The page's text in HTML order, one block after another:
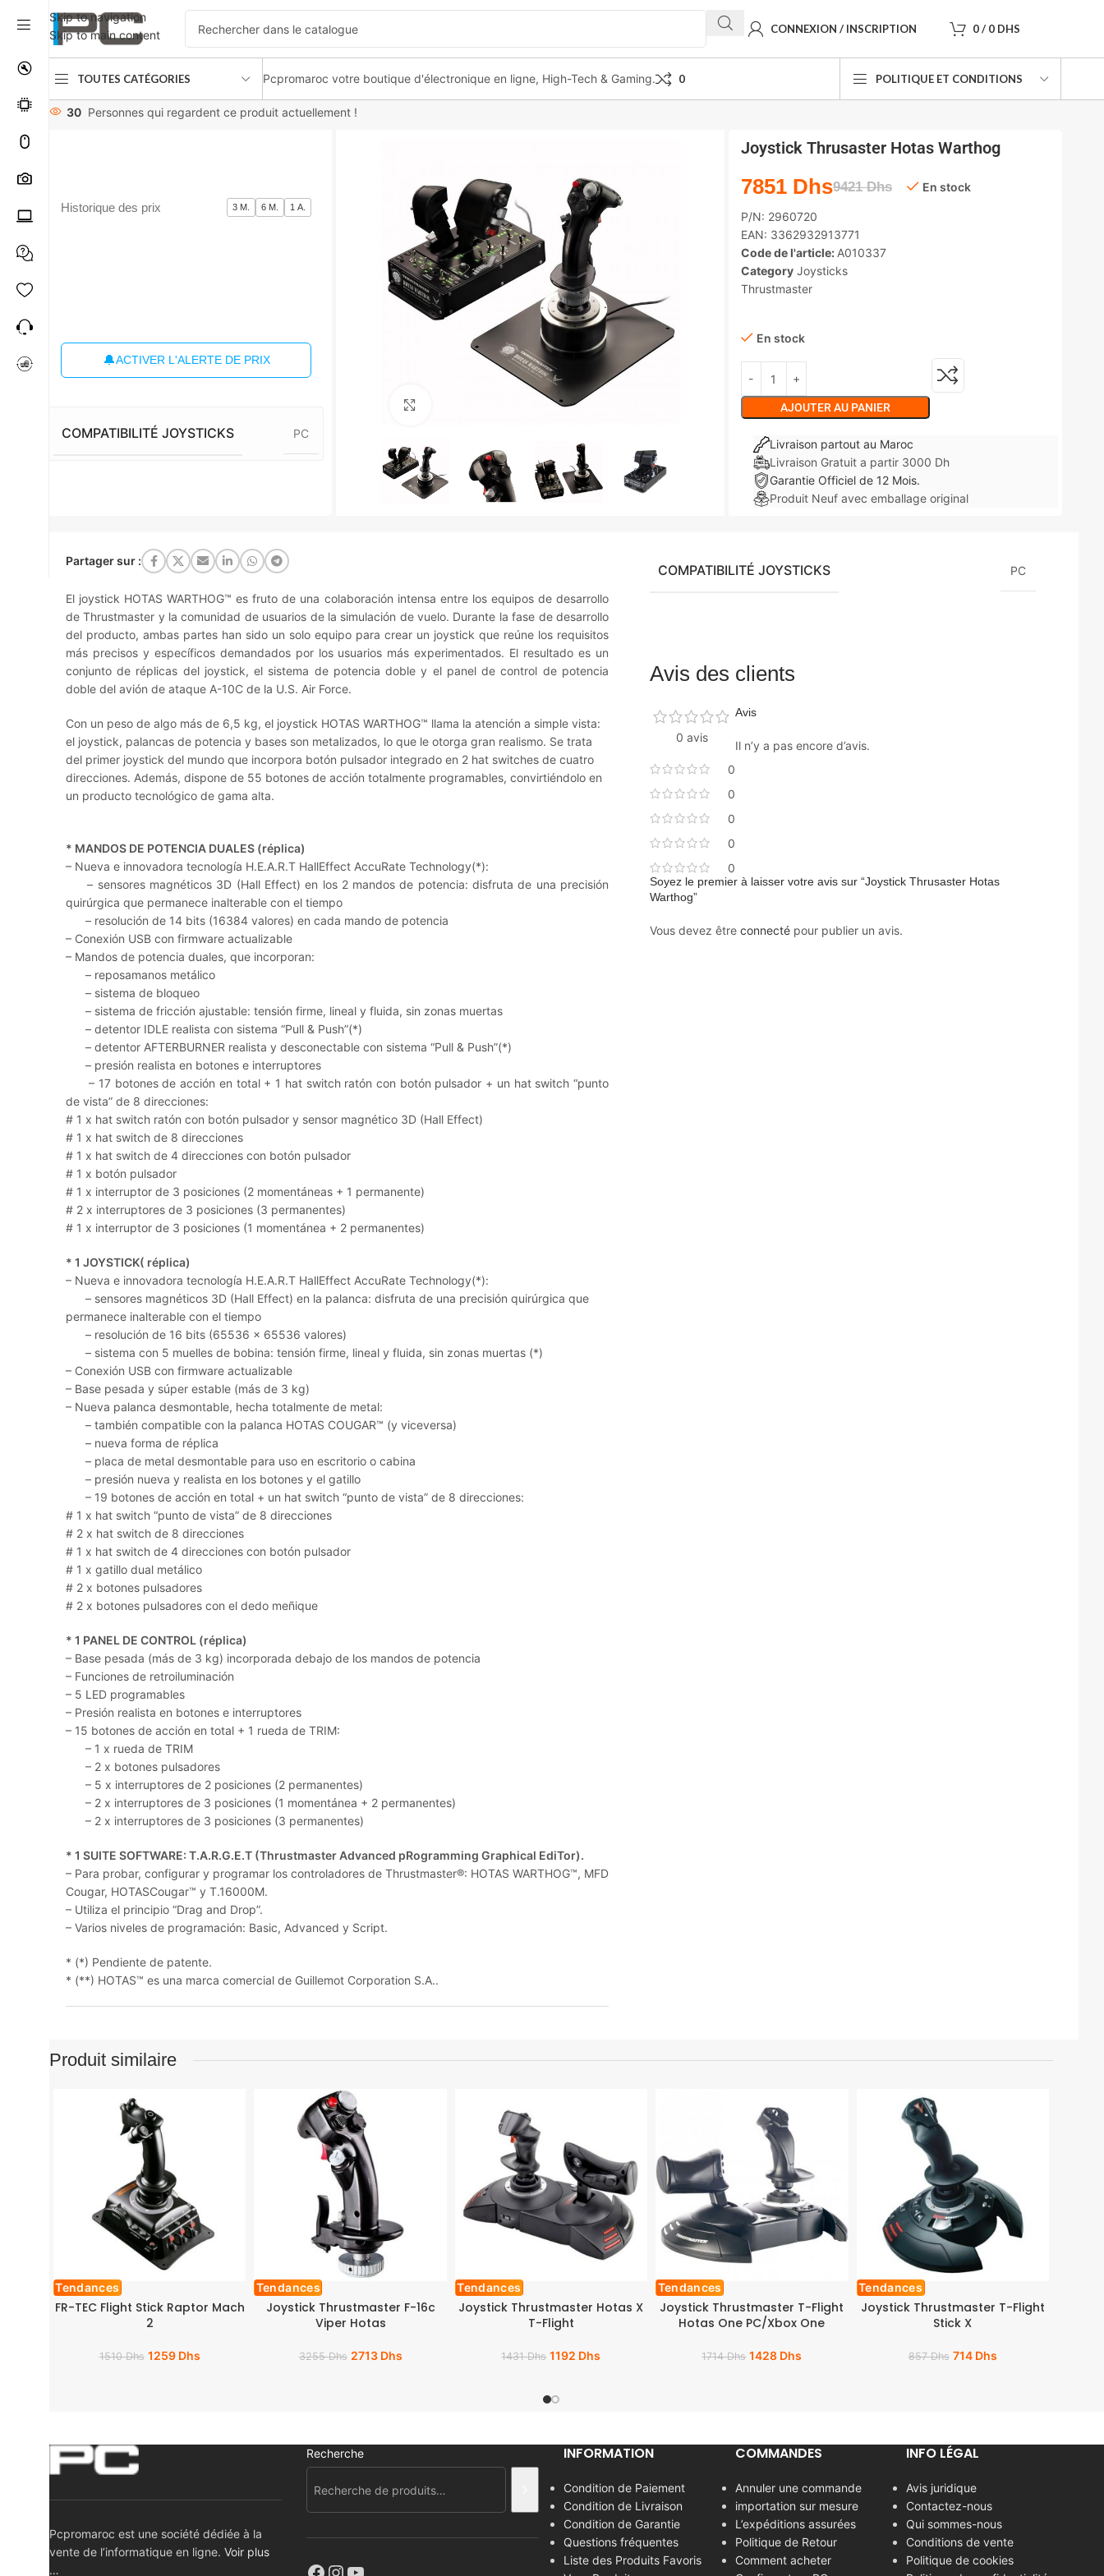
Skip to navigation
Skip to main content
CONNEXION / INSCRIPTION 0/ 0 DHS
TOUTES CATÉGORIES Pcpromaroc votre boutique d'électronique en ligne, High-Tech & Gaming. 0 POLITIQUE ET CONDITIONS
Accueil Joysticks Joystick Thrusaster Hotas Warthog
30 Personnes qui regardent ce produit actuellement !
Historique des prix 3 M. 6 M. 1 A.
🔔ACTIVER L'ALERTE DE PRIX
COMPATIBILITÉ JOYSTICKS PC
Joystick Thrusaster Hotas Warthog
9421Dhs
7851 Dhs En stock
P/N: 2960720
EAN: 3362932913771
Code de l'article: A010337
Category Joysticks
Thrustmaster
En stock
AJOUTER AU PANIER
Livraison partout au Maroc
Livraison Gratuit a partir 3000 Dh
Garantie Officiel de 12 Mois.
Produit Neuf avec emballage original
Partager sur :
El joystick HOTAS WARTHOG™ es fruto de una colaboración intensa entre los equipos de desarrollo
de Thrustmaster y la comunidad de usuarios de la simulación de vuelo. Durante la fase de desarrollo
del producto, ambas partes han sido un solo equipo para crear un joystick que reúne los requisitos
más precisos y específicos demandados por los usuarios más experimentados. El resultado es un
conjunto de réplicas del joystick, el sistema de potencia doble y el panel de control de potencia
doble del avión de ataque A-10C de la U.S. Air Force.
Con un peso de algo más de 6,5 kg, el joystick HOTAS WARTHOG™ llama la atención a simple vista:
el joystick, palancas de potencia y bases son metalizados, lo que le otorga gran realismo. Se trata
del primer joystick del mundo que incorpora botón pulsador integrado en 2 hat switches de cuatro
direcciones. Además, dispone de 55 botones de acción totalmente programables, convirtiéndolo en
un producto tecnológico de gama alta.
* MANDOS DE POTENCIA DUALES (réplica)
– Nueva e innovadora tecnología H.E.A.R.T HallEffect AccuRate Technology(*):
– sensores magnéticos 3D (Hall Effect) en los 2 mandos de potencia: disfruta de una precisión
quirúrgica que permanece inalterable con el tiempo
– resolución de 14 bits (16384 valores) en cada mando de potencia
– Conexión USB con firmware actualizable
– Mandos de potencia duales, que incorporan:
– reposamanos metálico
– sistema de bloqueo
– sistema de fricción ajustable: tensión firme, lineal y fluida, sin zonas muertas
– detentor IDLE realista con sistema “Pull & Push”(*)
– detentor AFTERBURNER realista y desconectable con sistema “Pull & Push”(*)
– presión realista en botones e interruptores
– 17 botones de acción en total + 1 hat switch ratón con botón pulsador + un hat switch “punto
de vista” de 8 direcciones:
# 1 x hat switch ratón con botón pulsador y sensor magnético 3D (Hall Effect)
# 1 x hat switch de 8 direcciones
# 1 x hat switch de 4 direcciones con botón pulsador
# 1 x botón pulsador
# 1 x interruptor de 3 posiciones (2 momentáneas + 1 permanente)
# 2 x interruptores de 3 posiciones (3 permanentes)
# 1 x interruptor de 3 posiciones (1 momentánea + 2 permanentes)
* 1 JOYSTICK( réplica)
– Nueva e innovadora tecnología H.E.A.R.T HallEffect AccuRate Technology(*):
– sensores magnéticos 3D (Hall Effect) en la palanca: disfruta de una precisión quirúrgica que
permanece inalterable con el tiempo
– resolución de 16 bits (65536 x 65536 valores)
– sistema con 5 muelles de bobina: tensión firme, lineal y fluida, sin zonas muertas (*)
– Conexión USB con firmware actualizable
– Base pesada y súper estable (más de 3 kg)
– Nueva palanca desmontable, hecha totalmente de metal:
– también compatible con la palanca HOTAS COUGAR™ (y viceversa)
– nueva forma de réplica
– placa de metal desmontable para uso en escritorio o cabina
– presión nueva y realista en los botones y el gatillo
– 19 botones de acción en total + un hat switch “punto de vista” de 8 direcciones:
# 1 x hat switch “punto de vista” de 8 direcciones
# 2 x hat switch de 8 direcciones
# 1 x hat switch de 4 direcciones con botón pulsador
# 1 x gatillo dual metálico
# 2 x botones pulsadores
# 2 x botones pulsadores con el dedo meñique
* 1 PANEL DE CONTROL (réplica)
– Base pesada (más de 3 kg) incorporada debajo de los mandos de potencia
– Funciones de retroiluminación
– 5 LED programables
– Presión realista en botones e interruptores
– 15 botones de acción en total + 1 rueda de TRIM:
– 1 x rueda de TRIM
– 2 x botones pulsadores
– 5 x interruptores de 2 posiciones (2 permanentes)
– 2 x interruptores de 3 posiciones (1 momentánea + 2 permanentes)
– 2 x interruptores de 3 posiciones (3 permanentes)
* 1 SUITE SOFTWARE: T.A.R.G.E.T (Thrustmaster Advanced pRogramming Graphical EdiTor).
– Para probar, configurar y programar los controladores de Thrustmaster®: HOTAS WARTHOG™, MFD
Cougar, HOTASCougar™ y T.16000M.
– Utiliza el principio “Drag and Drop”.
– Varios niveles de programación: Basic, Advanced y Script.
* (*) Pendiente de patente.
* (**) HOTAS™ es una marca comercial de Guillemot Corporation S.A..
COMPATIBILITÉ JOYSTICKS PC
Avis des clients
0 avis
0
0
0
0
0
Avis
Il n’y a pas encore d’avis.
Soyez le premier à laisser votre avis sur “Joystick Thrusaster Hotas
Warthog”
Vous devez être connectépour publier un avis.
Produit similaire
Tendances
FR-TEC Flight Stick Raptor Mach
2
1510Dhs 1259 Dhs
Tendances
Joystick Thrustmaster F-16c
Viper Hotas
3255Dhs 2713 Dhs
Tendances
Joystick Thrustmaster Hotas X
T-Flight
1431Dhs 1192 Dhs
Tendances
Joystick Thrustmaster T-Flight
Hotas One PC/Xbox One
1714Dhs 1428 Dhs
Tendances
Joystick Thrustmaster T-Flight
Stick X
857Dhs 714 Dhs
Pcpromaroc est une société dédiée à la
vente de l’informatique en ligne. Voir plus
…
Recherche INFORMATION
Condition de Paiement
Condition de Livraison
Condition de Garantie
Questions fréquentes
Liste des Produits Favoris
COMMANDES
Annuler une commande
importation sur mesure
L’expéditions assurées
Politique de Retour
Comment acheter
INFO LÉGAL
Avis juridique
Contactez-nous
Qui sommes-nous
Conditions de vente
Politique de cookies